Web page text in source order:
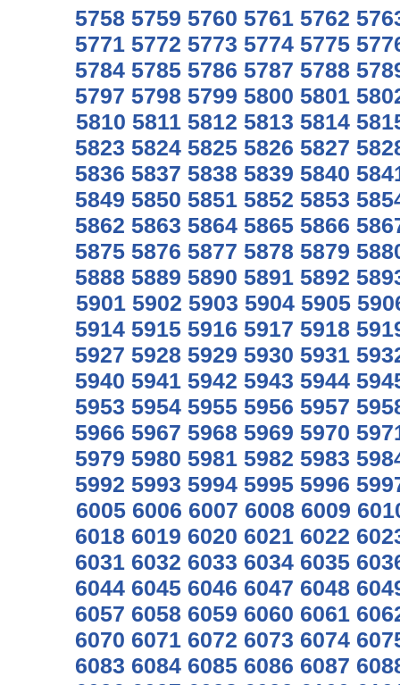
5758 5759 5760 5761 5762
5771 5772 5773 5774 5775
5784 5785 5786 5787 5788
5797 5798 5799 5800 5801
5810 5811 5812 5813 5814
5823 5824 5825 5826 5827
5836 5837 5838 5839 5840
5849 5850 5851 5852 5853
5862 5863 5864 5865 5866
5875 5876 5877 5878 5879
5888 5889 5890 5891 5892
5901 5902 5903 5904 5905
5914 5915 5916 5917 5918
5927 5928 5929 5930 5931
5940 5941 5942 5943 5944
5953 5954 5955 5956 5957
5966 5967 5968 5969 5970
5979 5980 5981 5982 5983
5992 5993 5994 5995 5996
6005 6006 6007 6008 6009
6018 6019 6020 6021 6022
6031 6032 6033 6034 6035
6044 6045 6046 6047 6048
6057 6058 6059 6060 6061
6070 6071 6072 6073 6074
6083 6084 6085 6086 6087